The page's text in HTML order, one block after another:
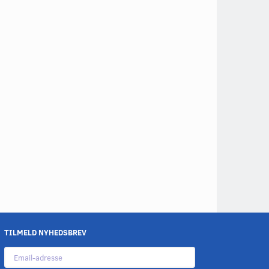
TILMELD NYHEDSBREV
Email-
adresse